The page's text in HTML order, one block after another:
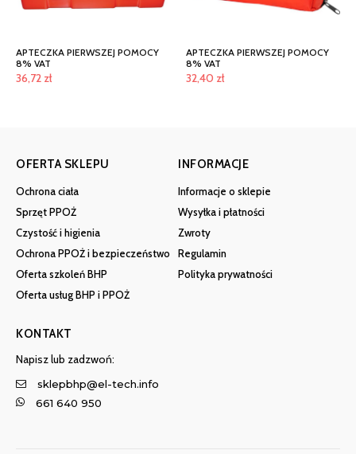
APTECZKA PIERWSZEJ POMOCY
8% VAT
36,72 zł
APTECZKA PIERWSZEJ POMOCY
8% VAT
32,40 zł
OFERTA SKLEPU
Ochrona ciała
Sprzęt PPOŻ
Czystość i higienia
Ochrona PPOŻ i bezpieczeństwo
Oferta szkoleń BHP
Oferta usług BHP i PPOŻ
INFORMACJE
Informacje o sklepie
Wysyłka i płatności
Zwroty
Regulamin
Polityka prywatności
KONTAKT
Napisz lub zadzwoń:
sklepbhp@el-tech.info
661 640 950